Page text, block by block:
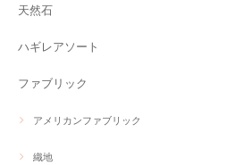
天然石
ハギレアソート
ファブリック
アメリカンファブリック
織地